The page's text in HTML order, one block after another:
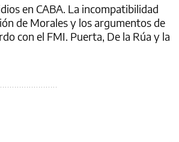
en CABA. La incompatibilidad
de Morales y los argumentos de
con el FMI. Puerta, De la Rúa y la